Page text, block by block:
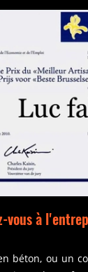
vous à
béton, ou un